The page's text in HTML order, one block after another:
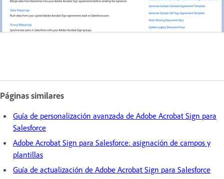
Páginas similares
Guía de personalización avanzada de Adobe Acrobat Sign para
Salesforce
Adobe Acrobat Sign para Salesforce: asignación de campos y
plantillas
Guía de actualización de Adobe Acrobat Sign para Salesforce